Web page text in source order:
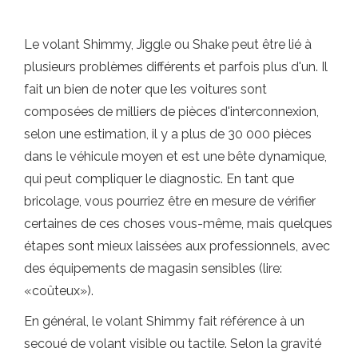
Le volant Shimmy, Jiggle ou Shake peut être lié à
plusieurs problèmes différents et parfois plus d'un. Il
fait un bien de noter que les voitures sont
composées de milliers de pièces d'interconnexion,
selon une estimation, il y a plus de 30 000 pièces
dans le véhicule moyen et est une bête dynamique,
qui peut compliquer le diagnostic. En tant que
bricolage, vous pourriez être en mesure de vérifier
certaines de ces choses vous-même, mais quelques
étapes sont mieux laissées aux professionnels, avec
des équipements de magasin sensibles (lire:
«coûteux»).
En général, le volant Shimmy fait référence à un
secoué de volant visible ou tactile. Selon la gravité